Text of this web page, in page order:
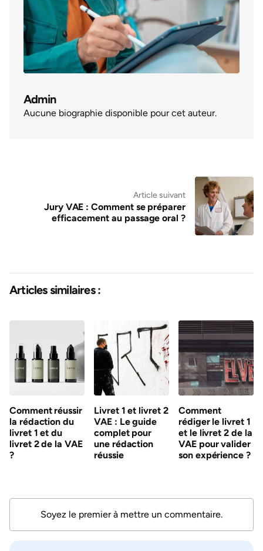
Admin
Aucune biographie disponible pour cet auteur.
Article suivant
Jury VAE : Comment se préparer
efficacement au passage oral ?
Articles similaires :
Comment réussir
la rédaction du
livret 1 et du
livret 2 de la VAE
?
Livret 1 et livret 2
VAE : Le guide
complet pour
une rédaction
réussie
Comment
rédiger le livret 1
et le livret 2 de la
VAE pour valider
son expérience ?
Soyez le premier à mettre un commentaire.